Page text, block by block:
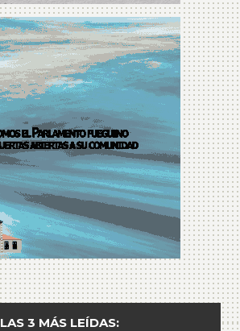
LAS 3 MÁS LEÍDAS: